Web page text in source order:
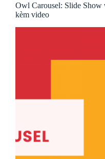
Owl Carousel: Slide Show
kèm video